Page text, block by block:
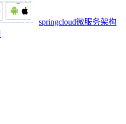
springcloud微服务架构